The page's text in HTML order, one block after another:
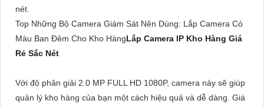
nét.
Top Những Bộ Camera Giám Sát Nên Dùng: Lắp Camera Có
Màu Ban Đêm Cho Kho HàngLắp Camera IP Kho Hàng Giá
Rẻ Sắc Nét
Với độ phân giải 2.0 MP FULL HD 1080P, camera này sẽ giúp
quản lý kho hàng của bạn một cách hiệu quả và dễ dàng. Giá